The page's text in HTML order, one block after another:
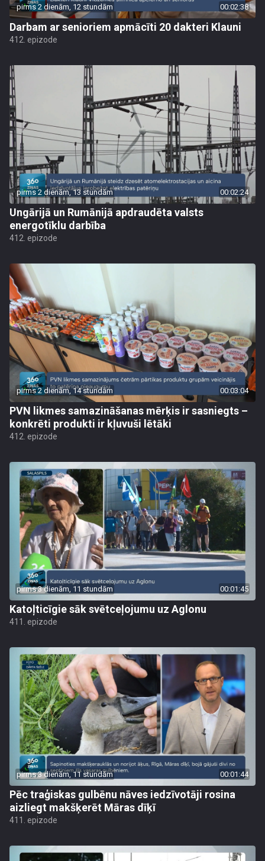
pirms 2 dienām, 12 stundām 00:02:38
Darbam ar senioriem apmācīti 20 dakteri Klauni
412. epizode
pirms 2 dienām, 13 stundām 00:02:24
Ungārijā un Rumānijā apdraudēta valsts
energotīklu darbība
412. epizode
pirms 2 dienām, 14 stundām 00:03:04
PVN likmes samazināšanas mērķis ir sasniegts –
konkrēti produkti ir kļuvuši lētāki
412. epizode
pirms 3 dienām, 11 stundām 00:01:45
Katoļticīgie sāk svētceļojumu uz Aglonu
411. epizode
pirms 3 dienām, 11 stundām 00:01:44
Pēc traģiskas gulbēnu nāves iedzīvotāji rosina
aizliegt makšķerēt Māras dīķī
411. epizode